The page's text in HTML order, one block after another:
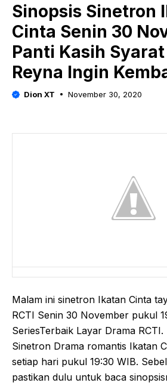
Sinopsis Sinetron
Cinta Senin 30
Panti Kasih
Reyna Ingin
Dion XT November 30, 2020
Malam ini sinetron Ikatan Cinta
RCTI Senin 30 November pukul
SeriesTerbaik Layar Drama RCTI.
Sinetron Drama romantis Ikatan
setiap hari pukul 19:30 WIB.
pastikan dulu untuk baca